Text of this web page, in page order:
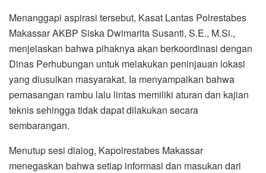
Menanggapi aspirasi tersebut, Kasat Lantas Polrestabes
Makassar AKBP Siska Dwimarita Susanti, S.E., M.Si.,
menjelaskan bahwa pihaknya akan berkoordinasi dengan
Dinas Perhubungan untuk melakukan peninjauan lokasi
yang diusulkan masyarakat. Ia menyampaikan bahwa
pemasangan rambu lalu lintas memiliki aturan dan kajian
teknis sehingga tidak dapat dilakukan secara
sembarangan.
Menutup sesi dialog, Kapolrestabes Makassar
menegaskan bahwa setiap informasi dan masukan dari